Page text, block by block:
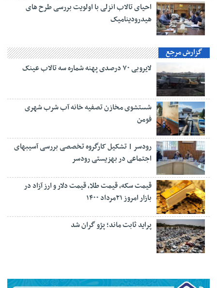
احیای تالاب انزلی با اولویت بررسی طرح های
هیدرودینامیک
گزارش مرجع
لایروبی ۷۰ درصدی پهنه شماره سه تالاب عینک
شستشوی مخازن تصفیه خانه آب شرب شهری
فومن
رودسر | تشکیل کارگروه تخصصی بررسی آسیبهای
اجتماعی در بهزیستی رودسر
قیمت سکه، قیمت طلا، قیمت دلار و ارز آزاد در
بازار امروز ۲۱مرداد ۱۴۰۰
پراید ثابت ماند؛ پژو گران شد